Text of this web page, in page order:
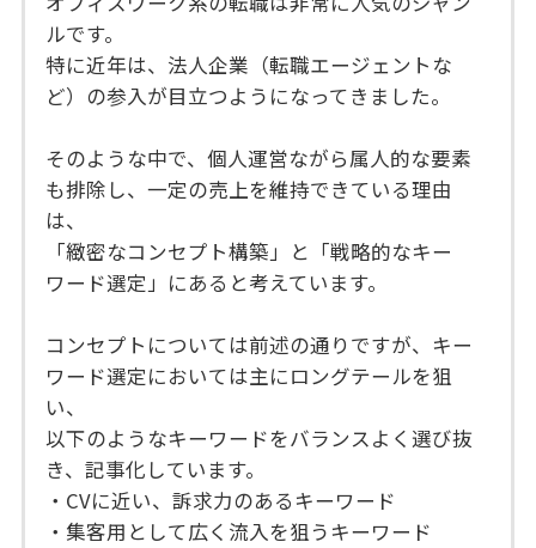
ルです。
特に近年は、法人企業（転職エージェントな
ど）の参入が目立つようになってきました。
そのような中で、個人運営ながら属人的な要素
も排除し、一定の売上を維持できている理由
は、
「緻密なコンセプト構築」と「戦略的なキー
ワード選定」にあると考えています。
コンセプトについては前述の通りですが、キー
ワード選定においては主にロングテールを狙
い、
以下のようなキーワードをバランスよく選び抜
き、記事化しています。
・CVに近い、訴求力のあるキーワード
・集客用として広く流入を狙うキーワード